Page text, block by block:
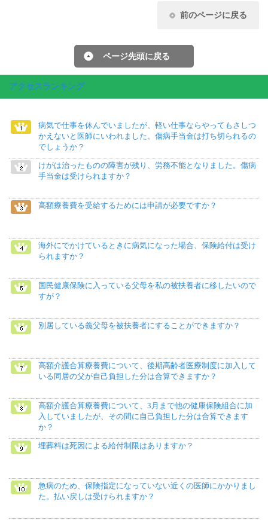
前のページに戻る
ページ先頭に戻る
アクセスランキング
病気で仕事を休んでいましたが、軽い仕事ならやってもさしつ
かえないと医師にいわれました。傷病手当金は打ち切られるの
でしょうか？
けがは治ったものの障害が残り、労務不能となりました。傷病
手当金は受けられますか？
高額療養費を受給するためには申請が必要ですか？
海外にでかけているときに病気になった場合、保険給付は受け
られますか？
国民健康保険に入っている父母を私の被扶養者に移したいので
すが？
別居している義父母を被扶養者にすることができますか？
高額介護合算療養費について、後期高齢者医療制度に加入して
いる同居の父が自己負担した分は合算できますか？
高額介護合算療養費について、3月まで他の健康保険組合に加
入していましたが、その間に自己負担した分は合算できます
か？
埋葬料は死因による給付制限はありますか？
急病のため、保険指定になっていない近くの医師にかかりまし
た。払い戻しは受けられますか？